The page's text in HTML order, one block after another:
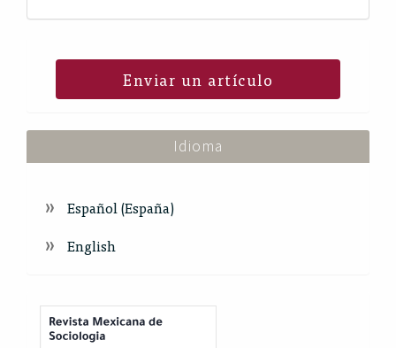
Enviar un artículo
Idioma
Español (España)
English
Index